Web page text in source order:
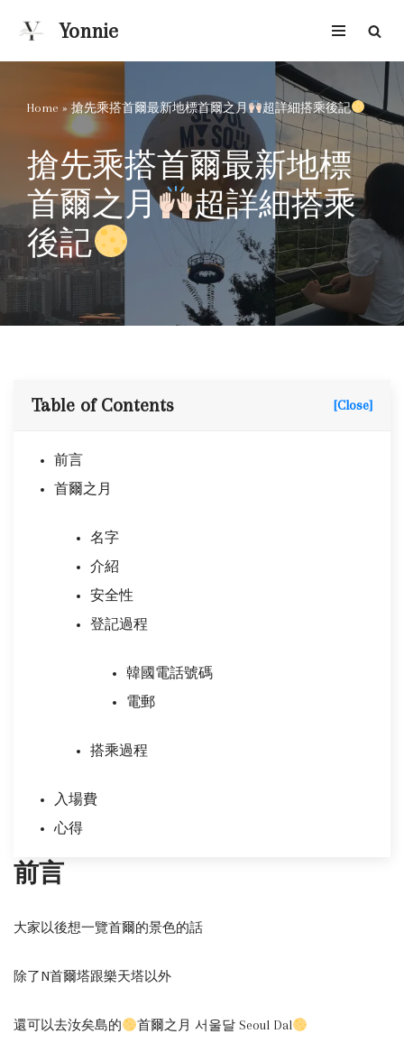
Yonnie
Home » 搶先乘搭首爾最新地標首爾之月 超詳細搭乘後記
搶先乘搭首爾最新地標
首爾之月
超詳細搭乘
後記
Table of Contents [Close]
前言
首爾之月
名字
介紹
安全性
登記過程
韓國電話號碼
電郵
搭乘過程
入場費
心得
前言
大家以後想一覽首爾的景色的話
除了N首爾塔跟樂天塔以外
還可以去汝矣島的 首爾之月 서울달 Seoul Dal